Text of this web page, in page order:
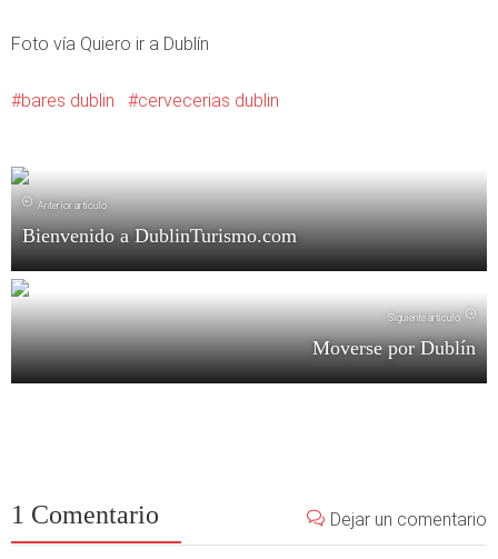
Foto vía Quiero ir a Dublín
bares dublin cervecerias dublin
Anterior artículo
Bienvenido a DublinTurismo.com
Siguiente artículo
Moverse por Dublín
1 Comentario Dejar un comentario